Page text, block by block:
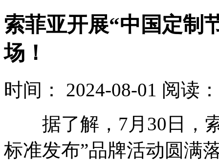
索菲亚开展“中国定制
场！
时间： 2024-08-01 阅读
据了解，7月30日，索
标准发布”品牌活动圆满